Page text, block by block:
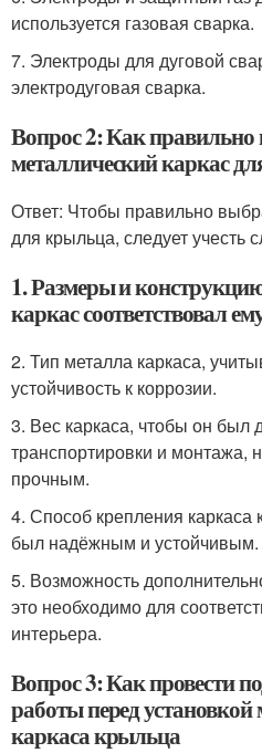
используется газовая сварка.
7. Электроды для дуговой
электродуговая сварка.
Вопрос 2: Как правильно
металлический каркас
Ответ: Чтобы правильно
для крыльца, следует
1. Размеры и
каркас соответствовал
2. Тип металла каркаса,
устойчивость к коррозии.
3. Вес каркаса, чтобы он был
транспортировки и монтажа,
прочным.
4. Способ крепления каркаса
был надёжным и устойчивым.
5. Возможность
это необходимо для
интерьера.
Вопрос 3: Как провести
работы перед установкой
каркаса крыльца